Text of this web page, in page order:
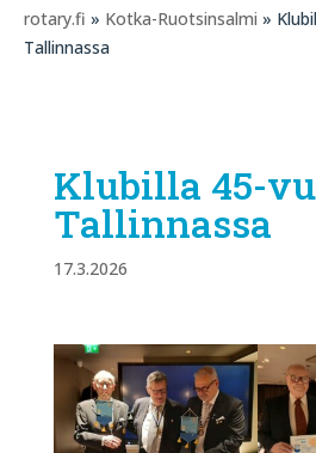
rotary.fi » Kotka-Ruotsinsalmi »
Tallinnassa
Klubilla 45-
Tallinnassa
17.3.2026